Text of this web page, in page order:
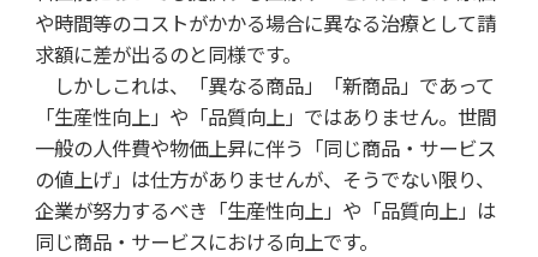
や時間等のコストがかかる場合に異なる治療として請
求額に差が出るのと同様です。
しかしこれは、「異なる商品」「新商品」であって
「生産性向上」や「品質向上」ではありません。世間
一般の人件費や物価上昇に伴う「同じ商品・サービス
の値上げ」は仕方がありませんが、そうでない限り、
企業が努力するべき「生産性向上」や「品質向上」は
同じ商品・サービスにおける向上です。